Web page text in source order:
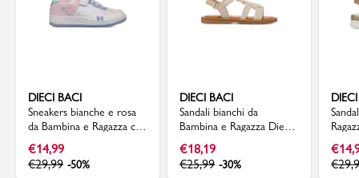
DIECI BACI
Sneakers bianche e rosa
da Bambina e Ragazza con
dettaglio farfalle Dieci
Baci
€14,99
€29,99 -50%
DIECI BACI
Sandali bianchi da
Bambina e Ragazza Dieci
Baci effetto crochet
€18,19
€25,99 -30%
Fiori
€
€